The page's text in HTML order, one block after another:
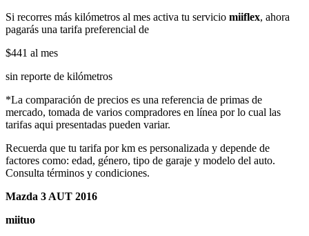
Si recorres más kilómetros al mes activa tu servicio miiflex, ahora
pagarás una tarifa preferencial de
$441 al mes
sin reporte de kilómetros
*La comparación de precios es una referencia de primas de
mercado, tomada de varios compradores en línea por lo cual las
tarifas aqui presentadas pueden variar.
Recuerda que tu tarifa por km es personalizada y depende de
factores como: edad, género, tipo de garaje y modelo del auto.
Consulta términos y condiciones.
Mazda 3 AUT 2016
miituo